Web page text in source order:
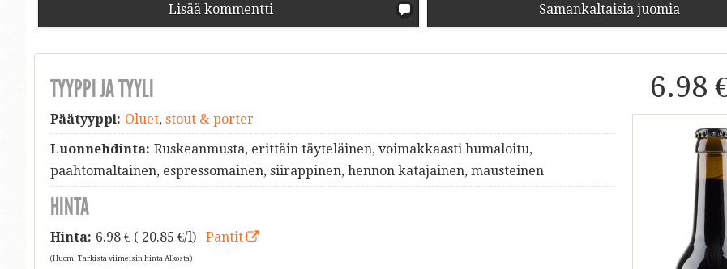
Lisää kommentti Samankaltaisia juomia
6.98
TYYPPI JA TYYLI
Päätyyppi: Oluet, stout & porter
Luonnehdinta: Ruskeanmusta, erittäin täyteläinen, voimakkaasti humaloitu,
paahtomaltainen, espressomainen, siirappinen, hennon katajainen, mausteinen
HINTA
Hinta: 6.98€ ( 20.85 €/l) Pantit
(Huom! Tarkista viimeisin hinta Alkosta)